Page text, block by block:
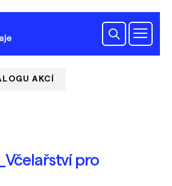
AKCÍ
pro